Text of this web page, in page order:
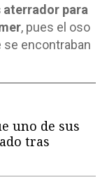
aterrador para
, pues el oso
encontraban
uno de sus
tras